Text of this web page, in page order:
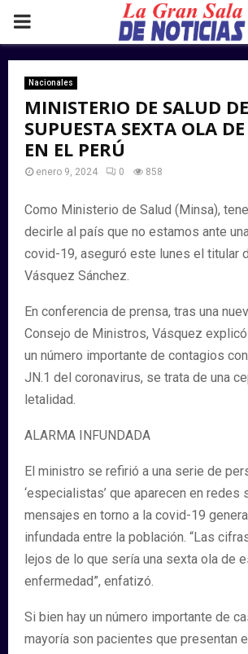
PRIMARY
MENU
Nacionales
MINISTERIO DE SALUD
SUPUESTA SEXTA OLA
EN EL PERÚ
enero 9, 2024 0 858
Como Ministerio de Salud (Minsa),
decirle al país que no estamos ante
covid-19, aseguró este lunes el titular
Vásquez Sánchez.
En conferencia de prensa, tras una
Consejo de Ministros, Vásquez
un número importante de contagios
JN.1 del coronavirus, se trata de una
letalidad.
ALARMA INFUNDADA
El ministro se refirió a una serie de
‘especialistas’ que aparecen en redes
mensajes en torno a la covid-19
infundada entre la población. “Las
lejos de lo que sería una sexta ola de
enfermedad”, enfatizó.
Si bien hay un número importante de
mayoría son pacientes que presentan